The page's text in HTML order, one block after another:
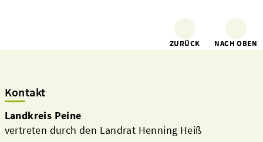
ZURÜCK NACH OBEN
Kontakt
Landkreis Peine
vertreten durch den Landrat Henning Heiß